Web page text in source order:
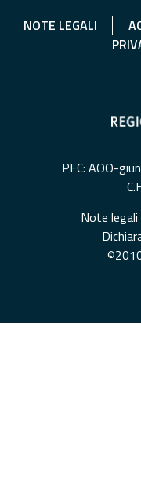
NOTE LEGALI
PEC: AOO-
Note legali